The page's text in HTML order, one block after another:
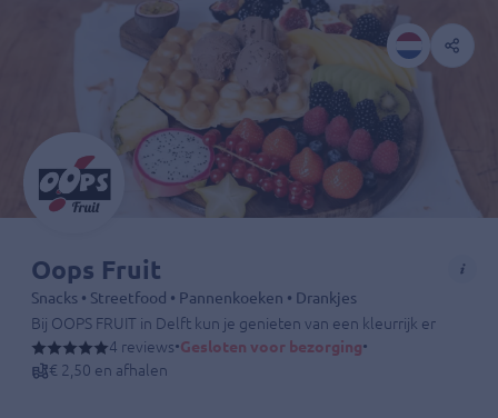
Oops Fruit
Snacks • Streetfood • Pannenkoeken • Drankjes
Bij OOPS FRUIT in Delft kun je genieten van een kleurrijk en
4 reviews•Gesloten voor bezorging•
€ 2,50 en afhalen